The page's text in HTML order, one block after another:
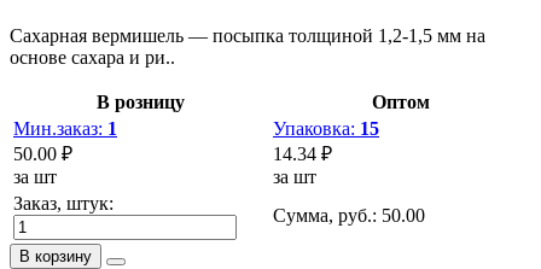
Сахарная вермишель — посыпка толщиной 1,2-1,5 мм на
основе сахара и ри..
В розницу
Оптом
Мин.заказ: 1
50.00 ₽
за шт
Упаковка: 15
14.34 ₽
за шт
Заказ, штук:
Сумма, руб.: 50.00
В корзину